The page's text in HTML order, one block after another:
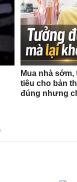
Mua nhà
tiêu cho bản
đúng nhưng